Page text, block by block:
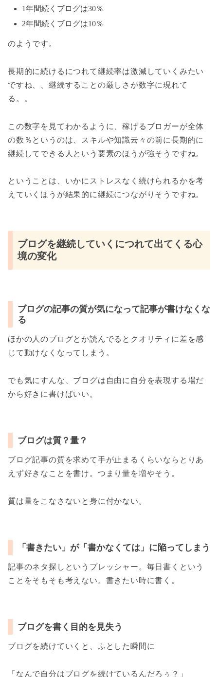
1年間続くブログは30％
2年間続くブログは10％
のようです。
長期的に続けるにつれて継続率は激減していくみたい
ですね、、継続することの厳しさが数字に現れて
る。。
この数字を見てわかるように、稼げるブロガーが全体
の数％というのは、スキルや知識云々の前に長期的に
継続してできる人という要素のほうが強そうですね。
ということは、いかにストレスなく続けられるかを考
えていくほうが結果的に継続につながりそうですね。
ブログを継続していくにつれて出てくる心
境の変化
ブログの記事の質が気になって記事が書けなくな
る
ほかの人のブログとか読んでるとクオリティに差を感
じて動けなくなってしまう。
でも気にすんな、ブログは自由に自分を表現する場だ
から好きに書けばいい。
ブログは質？量？
ブログ記事の質を求めて手が止まるくらいならとりあ
えず好きなことを書け。つまり量を増やそう。
質は量をこなさないと身に付かない。
「書きたい」が「書かなくては」に陥ってしまう
記事のネタ探しというプレッシャー。毎日書くという
ことをそもそも考えない。書きたい時に書く。
ブログを書く目的を見失う
ブログを続けていくと、ふとした瞬間に
「なんで自分はブログを続けているんだろぅ？」